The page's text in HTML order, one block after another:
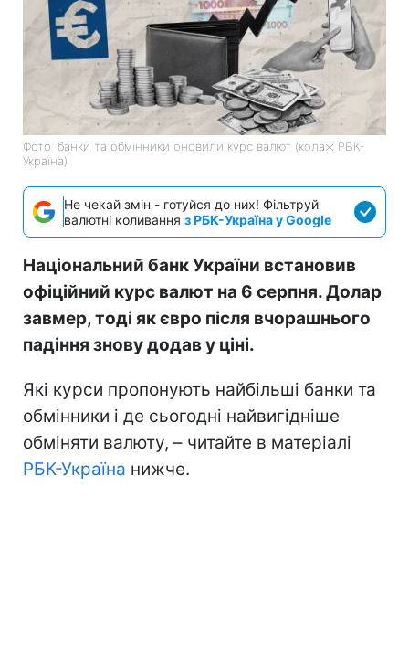
Фото: банки та обмінники оновили курс валют (колаж РБК-
Україна)
Не чекай змін - готуйся до них! Фільтруй
валютні коливання з РБК-Україна у Google
Національний банк України встановив
офіційний курс валют на 6 серпня. Долар
завмер, тоді як євро після вчорашнього
падіння знову додав у ціні.
Які курси пропонують найбільші банки та
обмінники і де сьогодні найвигідніше
обміняти валюту, – читайте в матеріалі
РБК-Україна нижче.